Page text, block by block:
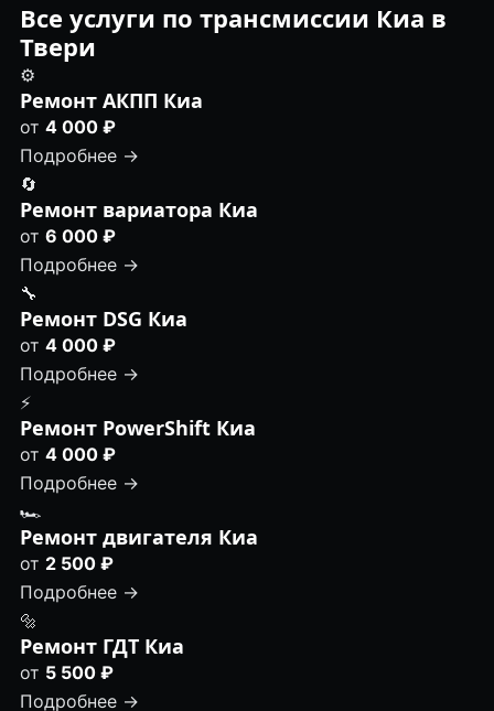
Все услуги по трансмиссии Киа в
Твери
⚙️
Ремонт АКПП Киа
от 4 000 ₽
Подробнее →
🔄
Ремонт вариатора Киа
от 6 000 ₽
Подробнее →
🔧
Ремонт DSG Киа
от 4 000 ₽
Подробнее →
⚡
Ремонт PowerShift Киа
от 4 000 ₽
Подробнее →
🏎
Ремонт двигателя Киа
от 2 500 ₽
Подробнее →
🔩
Ремонт ГДТ Киа
от 5 500 ₽
Подробнее →